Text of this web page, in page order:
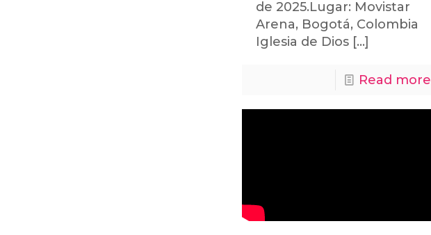
de 2025.Lugar: Movistar
Arena, Bogotá, Colombia
Iglesia de Dios […]
Read more